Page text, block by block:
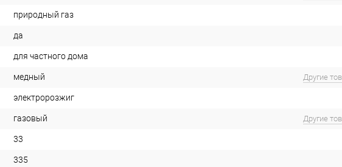
природный газ
да
для частного дома
медный Другие
электророзжиг
газовый Другие
33
335